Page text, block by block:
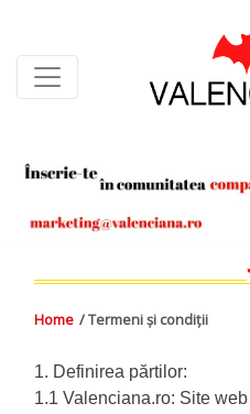
content
Home / Termeni și condiții
1. Definirea părtilor:
1.1 Valenciana.ro: Site